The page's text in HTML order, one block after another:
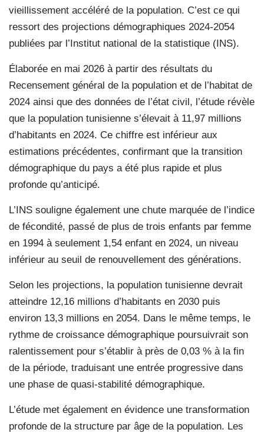
vieillissement accéléré de la population. C’est ce qui
ressort des projections démographiques 2024-2054
publiées par l’Institut national de la statistique (INS).
Élaborée en mai 2026 à partir des résultats du
Recensement général de la population et de l’habitat de
2024 ainsi que des données de l’état civil, l’étude révèle
que la population tunisienne s’élevait à 11,97 millions
d’habitants en 2024. Ce chiffre est inférieur aux
estimations précédentes, confirmant que la transition
démographique du pays a été plus rapide et plus
profonde qu’anticipé.
L’INS souligne également une chute marquée de l’indice
de fécondité, passé de plus de trois enfants par femme
en 1994 à seulement 1,54 enfant en 2024, un niveau
inférieur au seuil de renouvellement des générations.
Selon les projections, la population tunisienne devrait
atteindre 12,16 millions d’habitants en 2030 puis
environ 13,3 millions en 2054. Dans le même temps, le
rythme de croissance démographique poursuivrait son
ralentissement pour s’établir à près de 0,03 % à la fin
de la période, traduisant une entrée progressive dans
une phase de quasi-stabilité démographique.
L’étude met également en évidence une transformation
profonde de la structure par âge de la population. Les